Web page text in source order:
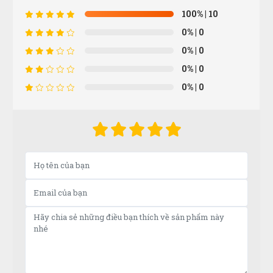
100%| 10
0%| 0
0%| 0
0%| 0
0%| 0
cho khách ít kinh nghiệm nữa
CĐ
(Đánh giá 1 năm trước)
bên đây, sản phẩm tthật chất lượng nên rất hài lòng,
PĐ
Phát Đạt
xuất sắc với toàn bộ sản phẩm dịch vụ chỗ này